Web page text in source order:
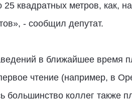
квадратных метров, как,
- сообщил депутат.
в ближайшее время
чтение (например, в
большинство коллег также